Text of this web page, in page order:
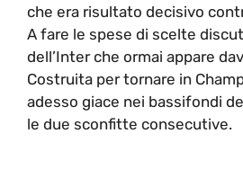
che era risultato decisivo
A fare le spese di scelte
dell’Inter che ormai appare
Costruita per tornare in
adesso giace nei bassifondi
le due sconfitte consecutive.